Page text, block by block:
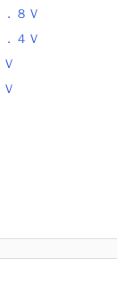
８Ｖ
４Ｖ